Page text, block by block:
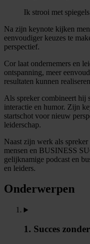
Ik strooi met
Na zijn keynote kijken
eenvoudiger keuzes te
perspectief.
Cor laat ondernemers en
ontspanning, meer
resultaten kunnen
Als spreker combineert hij
interactie en humor. Zijn
startschot voor nieuw
leiderschap.
Naast zijn werk als
mensen en BUSINESS
gelijknamige podcast en
en leiders.
Onderwerpen
1. Succes